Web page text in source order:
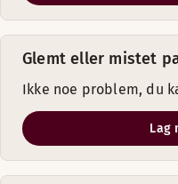
Glemt eller mistet
Ikke noe problem, du
Lag